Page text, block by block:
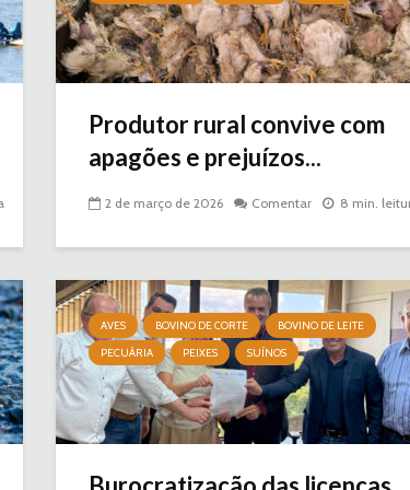
Produtor rural convive com
apagões e prejuízos...
2 de março de 2026 Comentar 8 min.
AVES BOVINO DE CORTE
BOVINO DE LEITE
PECUÁRIA
PEIXES SUÍNOS